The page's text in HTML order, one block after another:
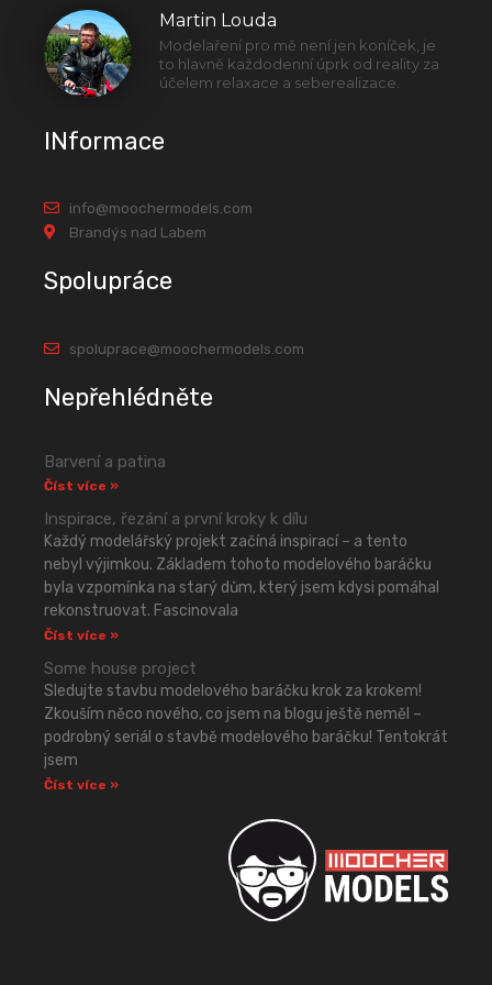
Martin Louda
Modelaření pro mě není jen koníček, je
to hlavně každodenní úprk od reality za
účelem relaxace a seberealizace.
INformace
info@moochermodels.com
Brandýs nad Labem
Spolupráce
spoluprace@moochermodels.com
Nepřehlédněte
Barvení a patina
Číst více »
Inspirace, řezání a první kroky k dílu
Každý modelářský projekt začíná inspirací – a tento
nebyl výjimkou. Základem tohoto modelového baráčku
byla vzpomínka na starý dům, který jsem kdysi pomáhal
rekonstruovat. Fascinovala
Číst více »
Some house project
Sledujte stavbu modelového baráčku krok za krokem!
Zkouším něco nového, co jsem na blogu ještě neměl –
podrobný seriál o stavbě modelového baráčku! Tentokrát
jsem
Číst více »